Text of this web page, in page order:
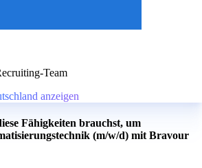
Team
anzeigen
Fähigkeiten brauchst, um
(m/w/d) mit Bravour